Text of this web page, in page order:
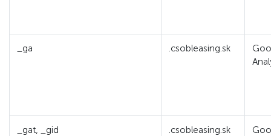
_ga .csobleasing.sk
_gat, _gid .csobleasing.sk